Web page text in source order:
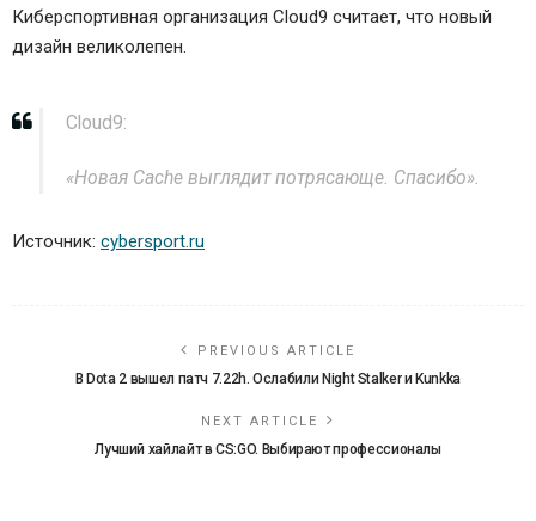
Киберспортивная организация Cloud9 считает, что новый
дизайн великолепен.
Сloud9:
«Новая Cache выглядит потрясающе. Спасибо».
Источник: cybersport.ru
PREVIOUS ARTICLE
В Dota 2 вышел патч 7.22h. Ослабили Night Stalker и Kunkka
NEXT ARTICLE
Лучший хайлайт в CS:GO. Выбирают профессионалы